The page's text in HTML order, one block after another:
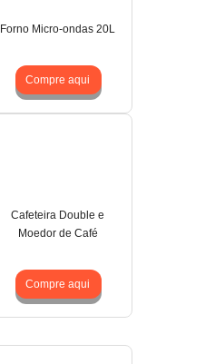
Forno Micro-ondas 20L
Compre aqui
Cafeteira Double e
Moedor de Café
Compre aqui